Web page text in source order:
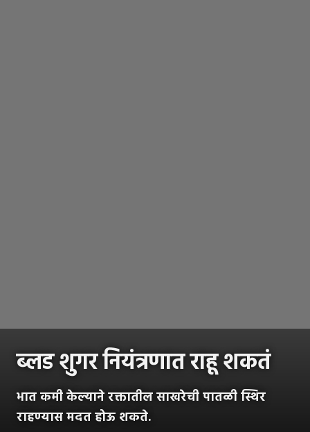
ब्लड शुगर नियंत्रणात राहू शकतं
भात कमी केल्याने रक्तातील साखरेची पातळी स्थिर
राहण्यास मदत होऊ शकते.